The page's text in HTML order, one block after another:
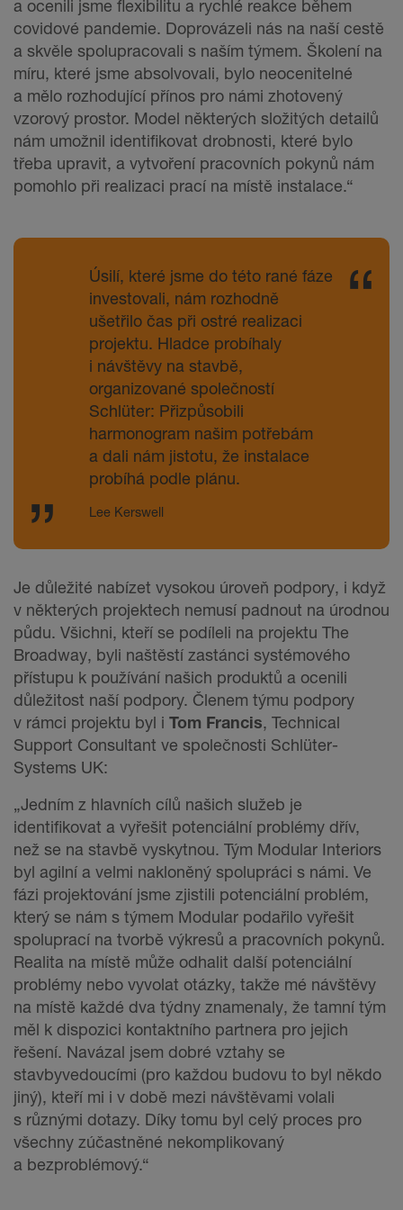
a ocenili jsme flexibilitu a rychlé reakce během
covidové pandemie. Doprovázeli nás na naší cestě
a skvěle spolupracovali s naším týmem. Školení na
míru, které jsme absolvovali, bylo neocenitelné
a mělo rozhodující přínos pro námi zhotovený
vzorový prostor. Model některých složitých detailů
nám umožnil identifikovat drobnosti, které bylo
třeba upravit, a vytvoření pracovních pokynů nám
pomohlo při realizaci prací na místě instalace.“
Úsilí, které jsme do této rané fáze
investovali, nám rozhodně
ušetřilo čas při ostré realizaci
projektu. Hladce probíhaly
i návštěvy na stavbě,
organizované společností
Schlüter: Přizpůsobili
harmonogram našim potřebám
a dali nám jistotu, že instalace
probíhá podle plánu.
Lee Kerswell
Je důležité nabízet vysokou úroveň podpory, i když
v některých projektech nemusí padnout na úrodnou
půdu. Všichni, kteří se podíleli na projektu The
Broadway, byli naštěstí zastánci systémového
přístupu k používání našich produktů a ocenili
důležitost naší podpory. Členem týmu podpory
v rámci projektu byl i Tom Francis, Technical
Support Consultant ve společnosti Schlüter-
Systems UK:
„Jedním z hlavních cílů našich služeb je
identifikovat a vyřešit potenciální problémy dřív,
než se na stavbě vyskytnou. Tým Modular Interiors
byl agilní a velmi nakloněný spolupráci s námi. Ve
fázi projektování jsme zjistili potenciální problém,
který se nám s týmem Modular podařilo vyřešit
spoluprací na tvorbě výkresů a pracovních pokynů.
Realita na místě může odhalit další potenciální
problémy nebo vyvolat otázky, takže mé návštěvy
na místě každé dva týdny znamenaly, že tamní tým
měl k dispozici kontaktního partnera pro jejich
řešení. Navázal jsem dobré vztahy se
stavbyvedoucími (pro každou budovu to byl někdo
jiný), kteří mi i v době mezi návštěvami volali
s různými dotazy. Díky tomu byl celý proces pro
všechny zúčastněné nekomplikovaný
a bezproblémový.“